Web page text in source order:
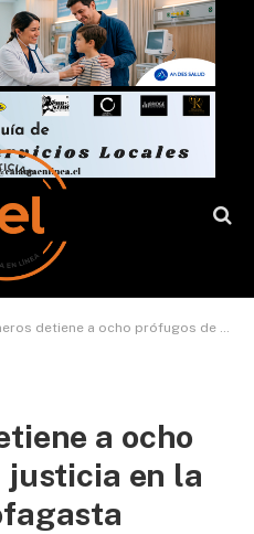
a ocho prófugos de la justicia en la región de Antofagasta
a ocho
justicia en la